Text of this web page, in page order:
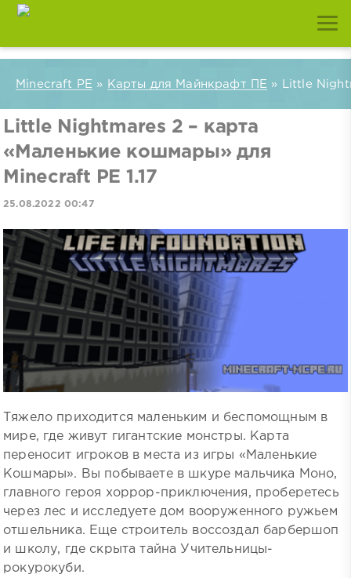
Minecraft PE » Карты для Майнкрафт ПЕ » Little
Little Nightmares 2 – карта
«Маленькие кошмары» для
Minecraft PE 1.17
25.08.2022 00:47
Тяжело приходится маленьким и беспомощным в
мире, где живут гигантские монстры. Карта
переносит игроков в места из игры «Маленькие
Кошмары». Вы побываете в шкуре мальчика Моно,
главного героя хоррор-приключения, проберетесь
через лес и исследуете дом вооруженного ружьем
отшельника. Еще строитель воссоздал барбершоп
и школу, где скрыта тайна Учительницы-
рокурокуби.